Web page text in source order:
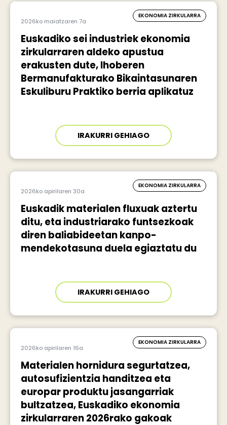
2026ko maiatzaren 7a
EKONOMIA ZIRKULARRA
Euskadiko sei industriek ekonomia
zirkularraren aldeko apustua
erakusten dute, Ihoberen
Bermanufakturako Bikaintasunaren
Eskuliburu Praktiko berria aplikatuz
IRAKURRI GEHIAGO
2026ko apirilaren 30a
EKONOMIA ZIRKULARRA
Euskadik materialen fluxuak aztertu
ditu, eta industriarako funtsezkoak
diren baliabideetan kanpo-
mendekotasuna duela egiaztatu du
IRAKURRI GEHIAGO
2026ko apirilaren 16a
EKONOMIA ZIRKULARRA
Materialen hornidura segurtatzea,
autosufizientzia handitzea eta
europar produktu jasangarriak
bultzatzea, Euskadiko ekonomia
zirkularraren 2026rako gakoak